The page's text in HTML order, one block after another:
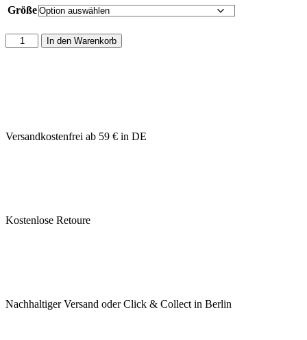
Größe
In den Warenkorb
Versandkostenfrei ab 59 € in DE
Kostenlose Retoure
Nachhaltiger Versand oder Click & Collect in Berlin